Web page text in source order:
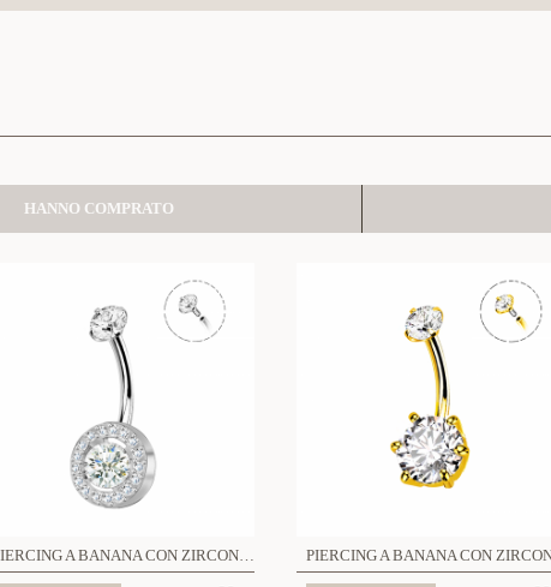
HANNO COMPRATO
PIERCING A BANANA CON ZIRCONIA TONDO - JQ1000B118